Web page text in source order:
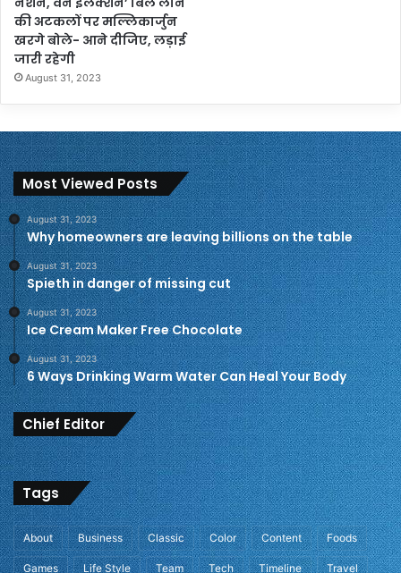
की अटकलों पर मल्लिकार्जुन
खरगे बोले- आने दीजिए, लड़ाई
जारी रहेगी
August 31, 2023
Most Viewed Posts
August 31, 2023
Why homeowners are leaving billions on the table
August 31, 2023
Spieth in danger of missing cut
August 31, 2023
Ice Cream Maker Free Chocolate
August 31, 2023
6 Ways Drinking Warm Water Can Heal Your Body
Chief Editor
Tags
About Business Classic Color Content Foods
Games Life Style Team Tech Timeline Travel